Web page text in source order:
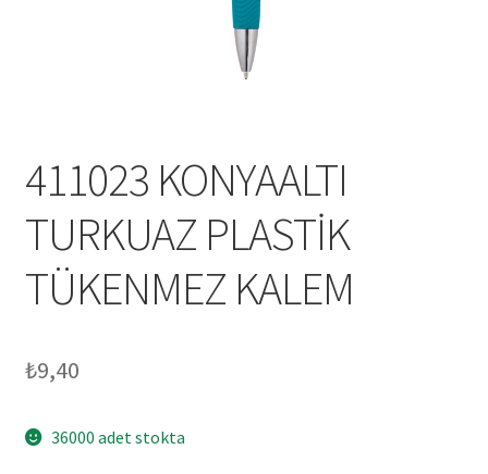
411023 KONYAALTI
TURKUAZ PLASTİK
TÜKENMEZ KALEM
₺9,40
36000 adet stokta